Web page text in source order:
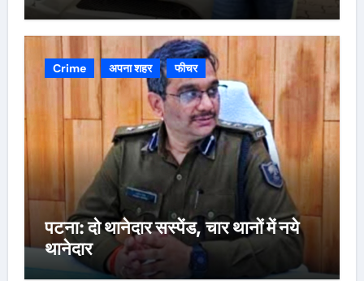
Crime अपना शहर फीचर
पटना: दो थानेदार सस्पेंड, चार थानों में नये
थानेदार